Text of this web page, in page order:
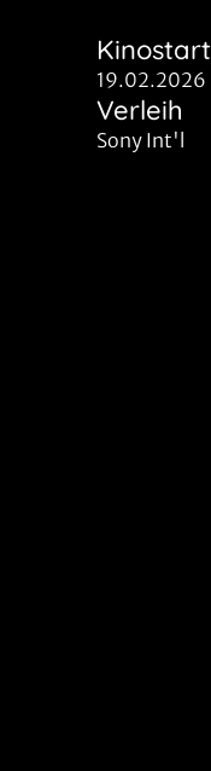
Kinostart
19.02.2026
Verleih
Sony Int'l